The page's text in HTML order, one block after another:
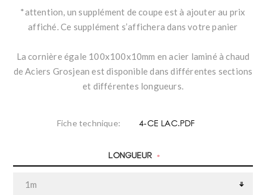
*attention, un supplément de coupe est à ajouter au prix
affiché. Ce supplément s’affichera dans votre panier
La cornière égale 100x100x10mm en acier laminé à chaud
de Aciers Grosjean est disponible dans différentes sections
et différentes longueurs.
Fiche technique: 4-CE LAC.PDF
Longueur *